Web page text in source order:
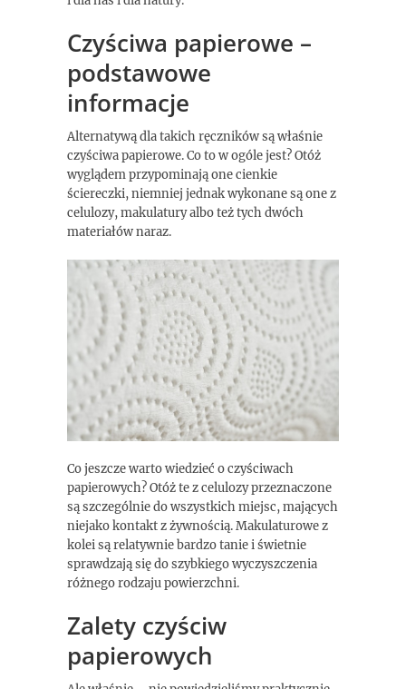
Czyściwa papierowe –
podstawowe
informacje
Alternatywą dla takich ręczników są właśnie
czyściwa papierowe. Co to w ogóle jest? Otóż
wyglądem przypominają one cienkie
ściereczki, niemniej jednak wykonane są one z
celulozy, makulatury albo też tych dwóch
materiałów naraz.
Co jeszcze warto wiedzieć o czyściwach
papierowych? Otóż te z celulozy przeznaczone
są szczególnie do wszystkich miejsc, mających
niejako kontakt z żywnością. Makulaturowe z
kolei są relatywnie bardzo tanie i świetnie
sprawdzają się do szybkiego wyczyszczenia
różnego rodzaju powierzchni.
Zalety czyściw
papierowych